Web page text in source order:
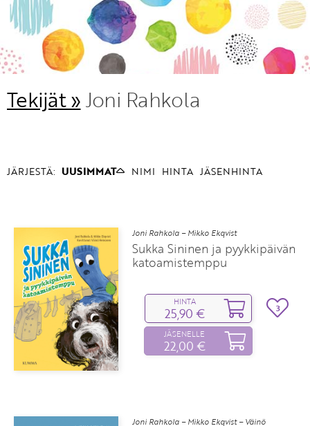
Tekijät »Joni Rahkola
JÄRJESTÄ: UUSIMMAT NIMI HINTA JÄSENHINTA
Joni Rahkola – Mikko Ekqvist
Sukka Sininen ja pyykkipäivän
katoamistemppu
HINTA
25,90 €
JÄSENELLE
22,00 €
3
Joni Rahkola – Mikko Ekqvist – Väinö